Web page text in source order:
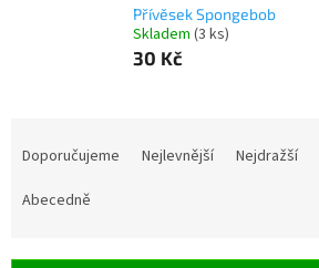
Přívěsek Spongebob
Skladem (3 ks)
30 Kč
Doporučujeme Nejlevnější Nejdražší
Abecedně